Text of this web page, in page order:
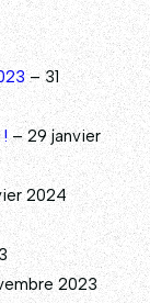
– 31
!– 29 janvier
2024
2023